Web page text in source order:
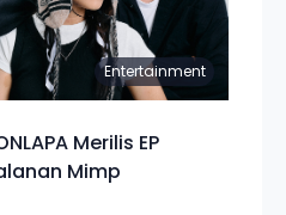
Entertainment
Merilis EP
Mimp